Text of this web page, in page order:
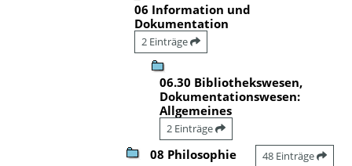
06 Information und
Dokumentation
2 Einträge
06.30 Bibliothekswesen,
Dokumentationswesen:
Allgemeines
2 Einträge
08 Philosophie 48 Einträge